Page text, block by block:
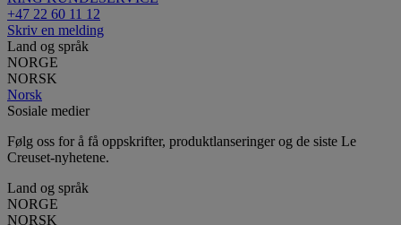
+47 22 60 11 12
Skriv en melding
Land og språk
NORGE
NORSK
Norsk
Sosiale medier
Følg oss for å få oppskrifter, produktlanseringer og de siste Le
Creuset-nyhetene.
Land og språk
NORGE
NORSK